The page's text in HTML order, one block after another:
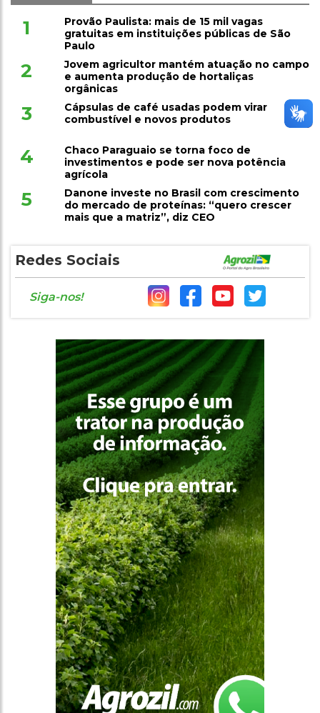
1
Provão Paulista: mais de 15 mil vagas
gratuitas em instituições públicas de São
Paulo
2
Jovem agricultor mantém atuação no campo
e aumenta produção de hortaliças
orgânicas
3
Cápsulas de café usadas podem virar
combustível e novos produtos
4
Chaco Paraguaio se torna foco de
investimentos e pode ser nova potência
agrícola
5
Danone investe no Brasil com crescimento
do mercado de proteínas: “quero crescer
mais que a matriz”, diz CEO
Redes Sociais
Siga-nos!